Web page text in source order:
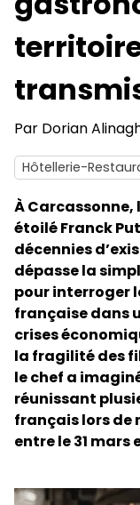
Par Dorian
Hôtellerie-
À
étoilé Franck
décennies
dépasse la
pour interroger
française dans
crises
la fragilité des
le chef a
réunissant
français lors de
entre le 31 mars